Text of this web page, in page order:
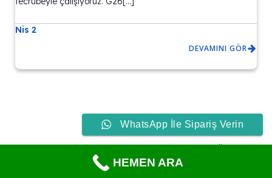
Nis 2
DEVAMINI GÖR
Created with
using WordPress and
WhatsApp İle Sipariş Verin
HEMEN ARA